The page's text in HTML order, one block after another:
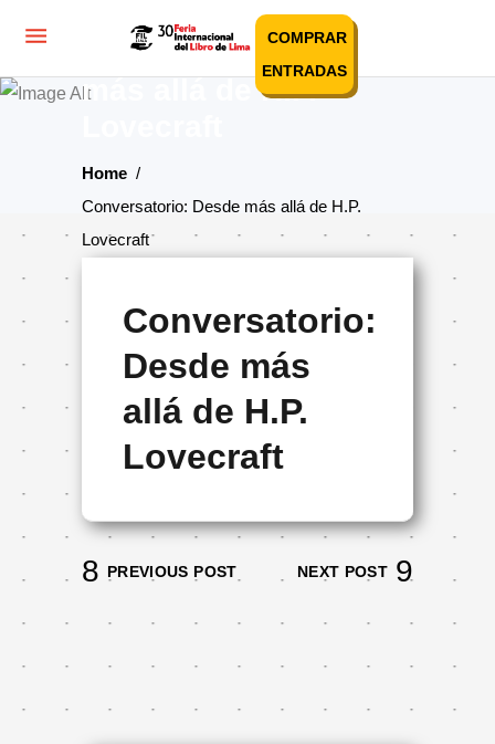
COMPRAR
ENTRADAS
Conversatorio: Desde
más allá de H.P.
Home /
Conversatorio: Desde más allá de H.P.
Lovecraft
Conversatorio:
Desde más
allá de H.P.
Lovecraft
PREVIOUS POST NEXT POST